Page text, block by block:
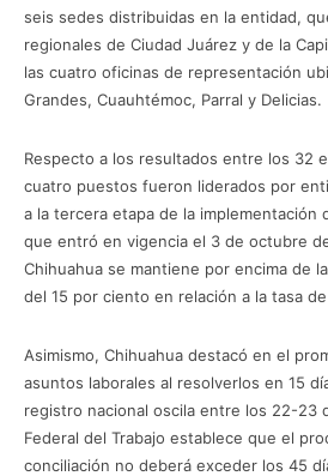
seis sedes distribuidas en la entidad,
regionales de Ciudad Juárez y de la
las cuatro oficinas de representación
Grandes, Cuauhtémoc, Parral y Delicias.
Respecto a los resultados entre los 32
cuatro puestos fueron liderados por
a la tercera etapa de la implementación
que entró en vigencia el 3 de octubre
Chihuahua se mantiene por encima de
del 15 por ciento en relación a la tasa
Asimismo, Chihuahua destacó en el
asuntos laborales al resolverlos en 15
registro nacional oscila entre los 22-23
Federal del Trabajo establece que el
conciliación no deberá exceder los 45